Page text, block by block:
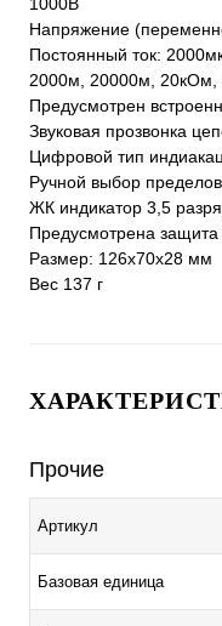
Напряжение
Постоянный ток:
2000м, 20000м,
Предусмотрен
Звуковая прозвонка
Цифровой тип
Ручной выбор
ЖК индикатор 3,5
Предусмотрена защита
Размер: 126х70х28 мм
Вес 137 г
Прочие
Артикул
Базовая единица